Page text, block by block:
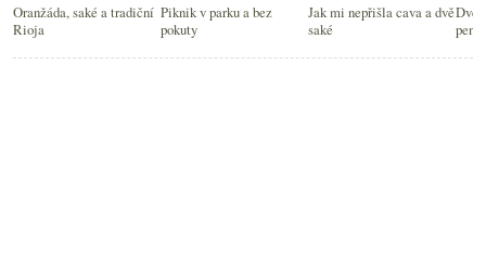
Oranžáda, saké a tradiční
Rioja
Piknik v parku a bez
pokuty
Jak mi nepřišla cava a dvě
saké
Dvě
peníz